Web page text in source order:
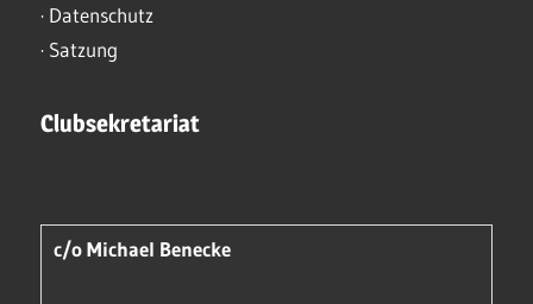
· Datenschutz
· Satzung
Clubsekretariat
c/o Michael Benecke